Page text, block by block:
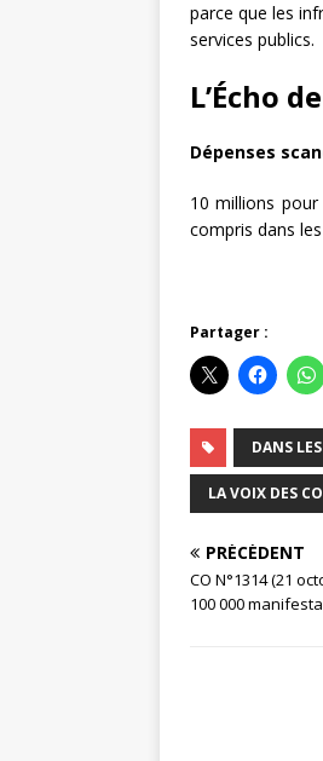
parce que les
services publics.
L’Écho
Dépenses
10 millions
compris dans les
Partager :
DANS
LA VOIX DES
PRÉCÉDENT
CO N°1314 (21
100 000